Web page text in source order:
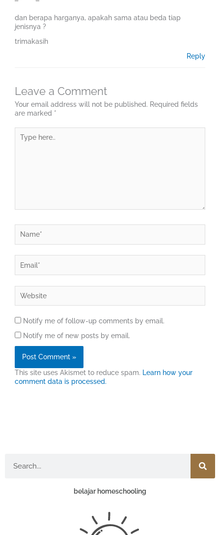
dan berapa harganya, apakah sama atau beda tiap
jenisnya ?
trimakasih
Reply
Leave a Comment
Your email address will not be published. Required fields
are marked *
here..
Notify me of follow-up comments by email.
Notify me of new posts by email.
This site uses Akismet to reduce spam. Learn how your
comment data is processed.
belajar homeschooling